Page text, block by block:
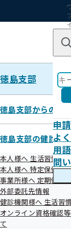
申
よ
用
問
徳島支部
徳島支部からのお知
徳島支部の健診・
本人様へ 生活習慣病
本人様へ 特定保健指
事業所様へ 定期健康
外部委託先情報
健診機関様へ 生活習
オンライン資格確認
て
令和04年
令和4年度 第4
令和05年03月13日
開催案内